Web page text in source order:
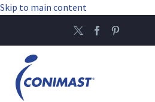
Skip to main content